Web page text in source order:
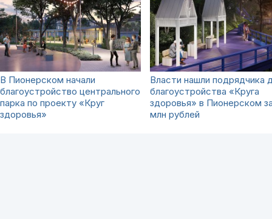
В Пионерском начали
благоустройство центрального
парка по проекту «Круг
здоровья»
Власти нашли подрядчика
благоустройства «Круга
здоровья» в Пионерском
млн рублей